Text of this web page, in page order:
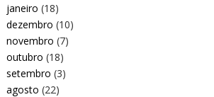
janeiro (18)
dezembro (10)
novembro (7)
outubro (18)
setembro (3)
agosto (22)